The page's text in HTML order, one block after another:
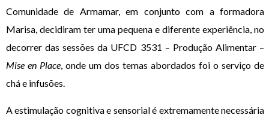
Comunidade de Armamar, em conjunto com a formadora
Marisa, decidiram ter uma pequena e diferente experiência, no
decorrer das sessões da UFCD 3531 – Produção Alimentar –
Mise en Place, onde um dos temas abordados foi o serviço de
chá e infusões.
A estimulação cognitiva e sensorial é extremamente necessária